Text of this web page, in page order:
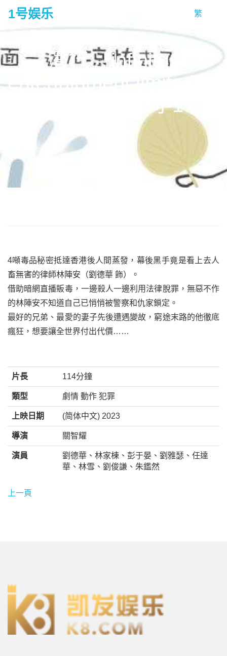
1号娱乐 繁
潛行 – infinitus
entertainment limited 夢
造者娛樂有限公司-1号娱
4噸毒品秘密抵達香港後人間蒸發，幕後黑手竟是看上去人
畜無害的律師林陣安（劉德華 飾）。
借助暗網直播販毒，一邊殺人一邊利用法律脫罪，無惡不作
的林陣安不知道自己已悄悄被警察和仇家鎖定。
最好的兄弟、最愛的妻子先後遭遇變故，窮途末路的他徹底
瘋狂，想要讓全世界付出代價……
片長 114分鐘
類型 劇情 動作 犯罪
上映日期 (简体中文) 2023
導演 關智耀
演員
劉德華、林家棟、彭于晏、劉雅瑟、任達
華、林雪、劉俊謙、朱鑑然
上一頁